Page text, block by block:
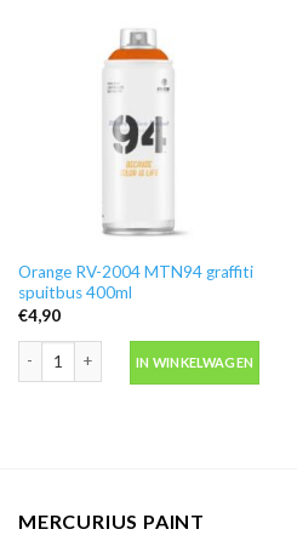
Orange RV-2004 MTN94 graffiti
spuitbus 400ml
€4,90
IN WINKELWAGEN
MERCURIUS PAINT